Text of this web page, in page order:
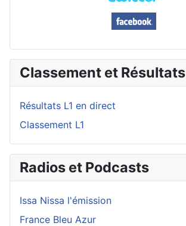
Classement et Résultats
Résultats L1 en direct
Classement L1
Radios et Podcasts
Issa Nissa l'émission
France Bleu Azur